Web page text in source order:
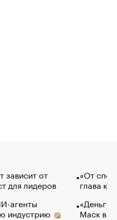
зависит от
для лидеров
агенты
индустрию
«От
глава
«Деньги
Маск в